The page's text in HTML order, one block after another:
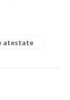
atestate